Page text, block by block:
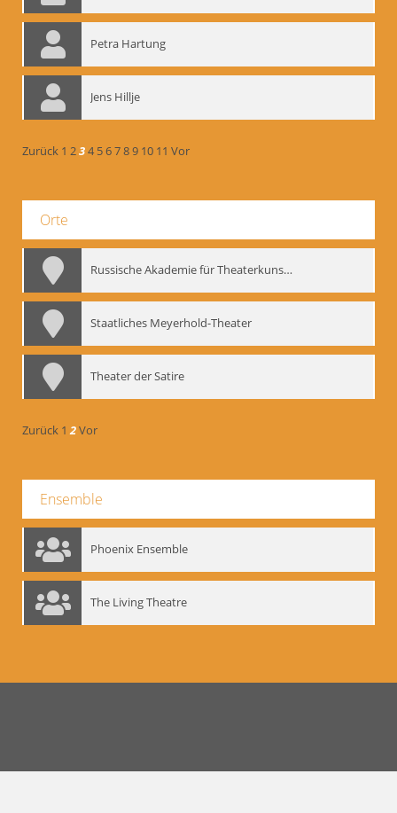
Petra Hartung
Jens Hillje
Zurück 1 234 56789 10 11 Vor
Orte
Russische Akademie für Theaterkunst – GITIS
Staatliches Meyerhold-Theater
Theater der Satire
Zurück 1 2Vor
Ensemble
Phoenix Ensemble
The Living Theatre